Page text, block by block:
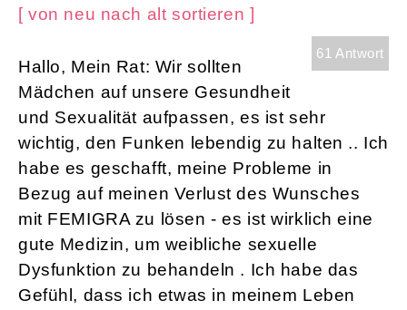
[ von neu nach alt sortieren ]
61 Antwort
Hallo, Mein Rat: Wir sollten
Mädchen auf unsere Gesundheit
und Sexualität aufpassen, es ist sehr
wichtig, den Funken lebendig zu halten .. Ich
habe es geschafft, meine Probleme in
Bezug auf meinen Verlust des Wunsches
mit FEMIGRA zu lösen - es ist wirklich eine
gute Medizin, um weibliche sexuelle
Dysfunktion zu behandeln . Ich habe das
Gefühl, dass ich etwas in meinem Leben